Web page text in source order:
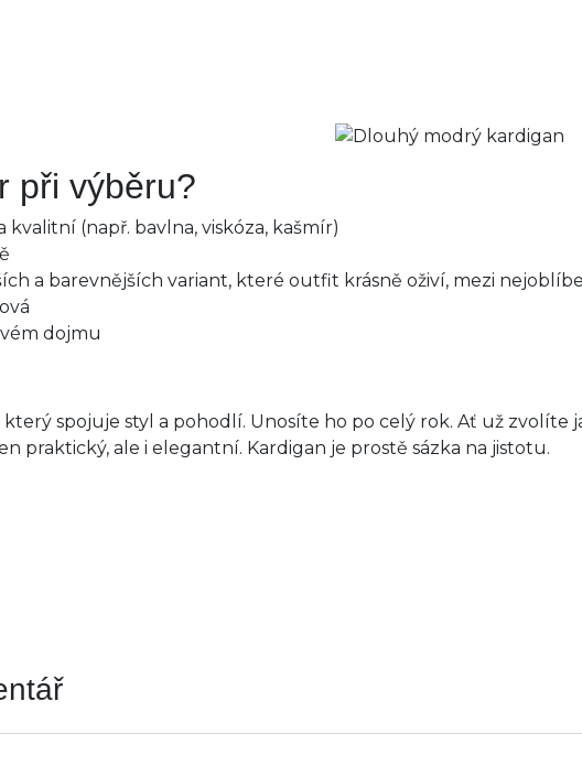
při výběru?
kvalitní (např. bavlna, viskóza, kašmír)
a barevnějších variant, které outfit krásně oživí, mezi
dojmu
spojuje styl a pohodlí. Unosíte ho po celý rok. Ať už zvolíte
praktický, ale i elegantní. Kardigan je prostě sázka na jistotu.